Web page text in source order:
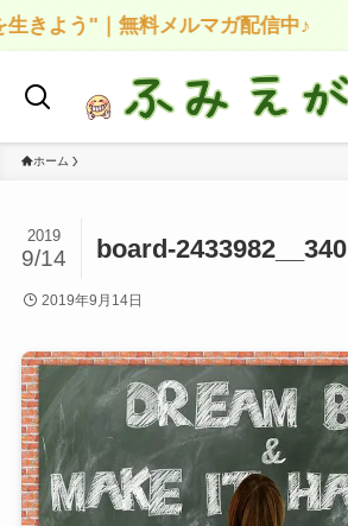
よう"｜無料メルマガ配信中♪
ホーム
board-2433982__340
2019
9/14
2019年9月14日